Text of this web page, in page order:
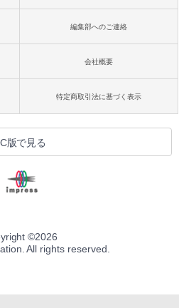
編集部へのご連絡
会社概要
特定商取引法に基づく表示
版で見る
©2026
All rights reserved.